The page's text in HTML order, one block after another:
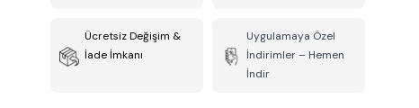
Ücretsiz Değişim &
İade İmkanı
Uygulamaya Özel
İndirimler – Hemen
İndir